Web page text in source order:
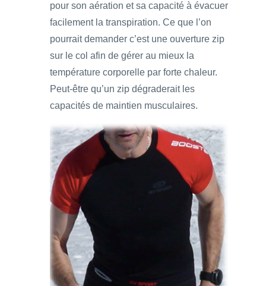
pour son aération et sa capacité à évacuer
facilement la transpiration. Ce que l’on
pourrait demander c’est une ouverture zip
sur le col afin de gérer au mieux la
température corporelle par forte chaleur.
Peut-être qu’un zip dégraderait les
capacités de maintien musculaires.